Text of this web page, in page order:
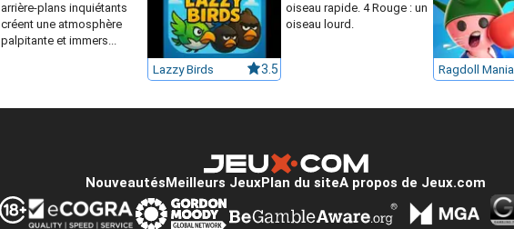
arrière-plans inquiétants
créent une atmosphère
palpitante et immers...
Lazzy Birds 3.5
oiseau rapide. 4 Rouge : un
oiseau lourd.
Ragdoll Mania
Nouveautés Meilleurs JeuxPlan du siteA propos de Jeux.com